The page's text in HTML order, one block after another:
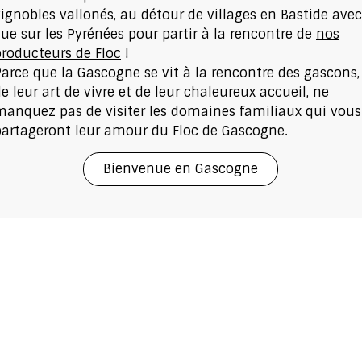
vallonés, au détour de villages en Bastide avec
sur les Pyrénées pour partir à la rencontre de nos
de Floc !
que la Gascogne se vit à la rencontre des gascons,
leur art de vivre et de leur chaleureux accueil, ne
pas de visiter les domaines familiaux qui vous
leur amour du Floc de Gascogne.
Bienvenue en Gascogne